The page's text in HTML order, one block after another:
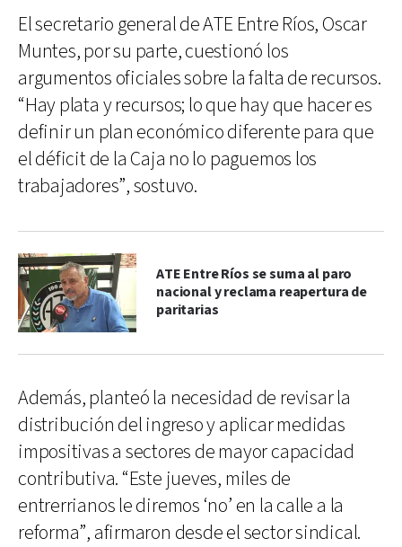
El secretario general de ATE Entre Ríos, Oscar
Muntes, por su parte, cuestionó los
argumentos oficiales sobre la falta de recursos.
“Hay plata y recursos; lo que hay que hacer es
definir un plan económico diferente para que
el déficit de la Caja no lo paguemos los
trabajadores”, sostuvo.
ATE Entre Ríos se suma al paro
nacional y reclama reapertura de
paritarias
Además, planteó la necesidad de revisar la
distribución del ingreso y aplicar medidas
impositivas a sectores de mayor capacidad
contributiva. “Este jueves, miles de
entrerrianos le diremos ‘no’ en la calle a la
reforma”, afirmaron desde el sector sindical.